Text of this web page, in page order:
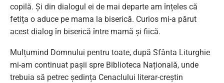
copilă. Și din dialogul ei de mai departe am înțeles că
fetița o aduce pe mama la biserică. Curios mi-a părut
acest dialog în biserică între mamă și fiică.
Mulțumind Domnului pentru toate, după Sfânta Liturghie
mi-am continuat pașii spre Biblioteca Națională, unde
trebuia să petrec ședința Cenaclului literar-creștin